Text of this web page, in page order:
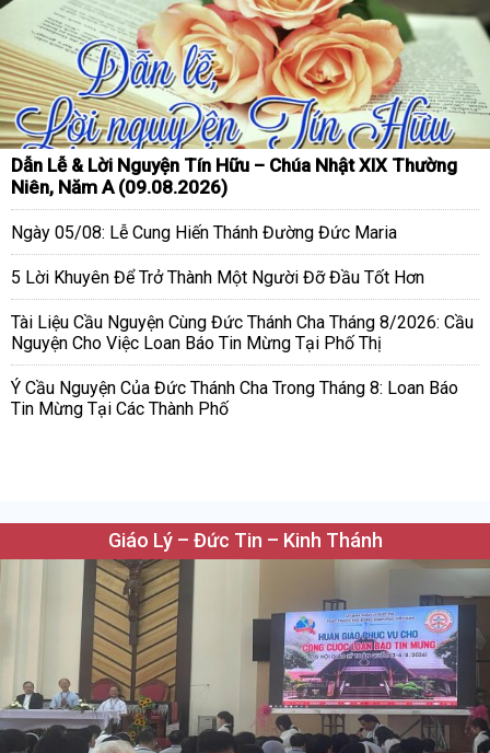
Dẫn Lễ & Lời Nguyện Tín Hữu – Chúa Nhật XIX Thường
Niên, Năm A (09.08.2026)
Ngày 05/08: Lễ Cung Hiến Thánh Đường Đức Maria
5 Lời Khuyên Để Trở Thành Một Người Đỡ Đầu Tốt Hơn
Tài Liệu Cầu Nguyện Cùng Đức Thánh Cha Tháng 8/2026: Cầu
Nguyện Cho Việc Loan Báo Tin Mừng Tại Phố Thị
Ý Cầu Nguyện Của Đức Thánh Cha Trong Tháng 8: Loan Báo
Tin Mừng Tại Các Thành Phố
Giáo Lý – Đức Tin – Kinh Thánh